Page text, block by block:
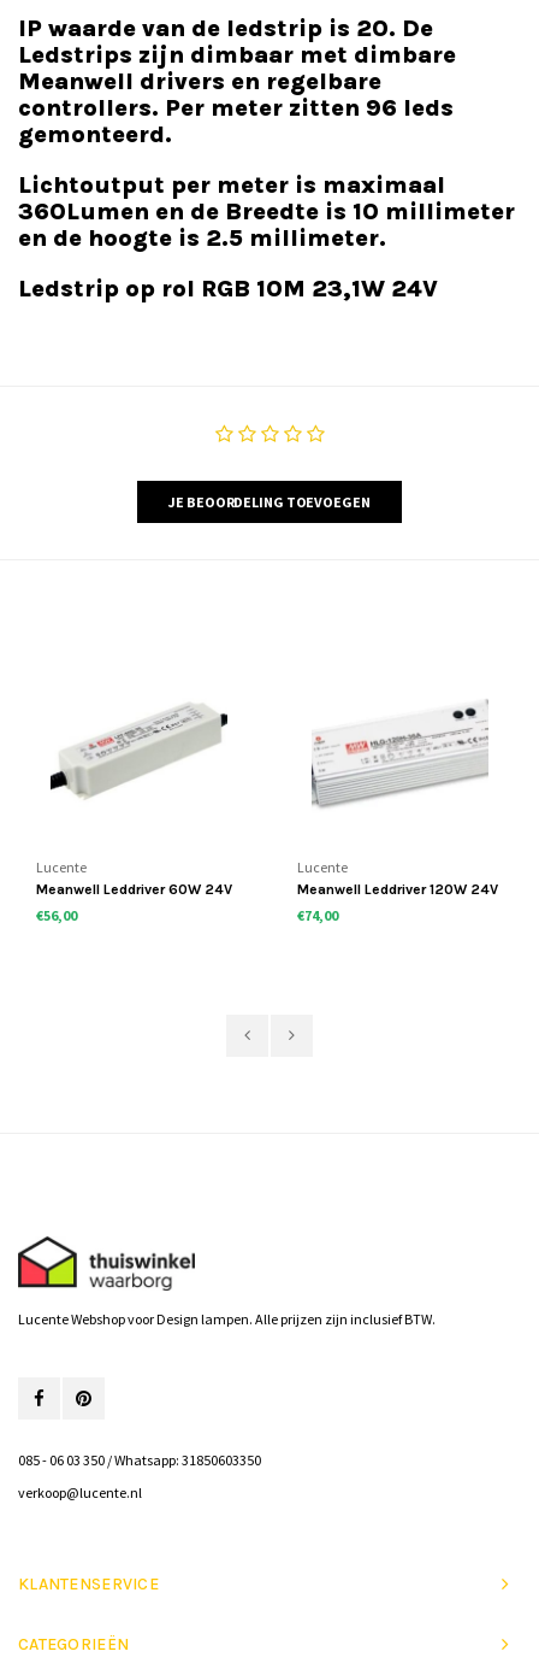
IP waarde van de ledstrip is 20. De
Ledstrips zijn dimbaar met dimbare
Meanwell drivers en regelbare
controllers. Per meter zitten 96 leds
gemonteerd.
Lichtoutput per meter is maximaal
360Lumen en de Breedte is 10 millimeter
en de hoogte is 2.5 millimeter.
Ledstrip op rol RGB 10M 23,1W 24V
JE BEOORDELING TOEVOEGEN
Lucente
Meanwell Leddriver 60W 24V
IP67 dimbaar
€56,00
Lucente
Meanwell Leddriver 120W 24V
IP67 dimbaar
€74,00
Lucente Webshop voor Design lampen. Alle prijzen zijn inclusief BTW.
085 - 06 03 350 / Whatsapp: 31850603350
verkoop@lucente.nl
KLANTENSERVICE
CATEGORIEËN